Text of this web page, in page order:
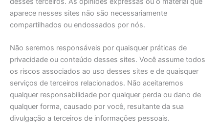
aparece nesses sites não são necessariamente
compartilhados ou endossados por nós.
Não seremos responsáveis por quaisquer práticas de
privacidade ou conteúdo desses sites. Você assume todos
os riscos associados ao uso desses sites e de quaisquer
serviços de terceiros relacionados. Não aceitaremos
qualquer responsabilidade por qualquer perda ou dano de
qualquer forma, causado por você, resultante da sua
divulgação a terceiros de informações pessoais.